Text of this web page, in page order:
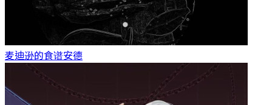
麦迪逊的食谱安德